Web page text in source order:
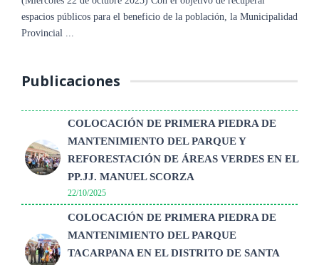
Yauli La Oroya, liderada por el alcalde Edson Crisóstomo Ortega,
dio inicio a ...
espacios públicos para el beneficio de la población, la Municipalidad
Provincial ...
sobre ...
Crisostomo ...
continúa ...
Publicaciones
COLOCACIÓN DE PRIMERA PIEDRA DE
MANTENIMIENTO DEL PARQUE Y
REFORESTACIÓN DE ÁREAS VERDES EN EL
PP.JJ. MANUEL SCORZA
22/10/2025
COLOCACIÓN DE PRIMERA PIEDRA DE
MANTENIMIENTO DEL PARQUE
TACARPANA EN EL DISTRITO DE SANTA